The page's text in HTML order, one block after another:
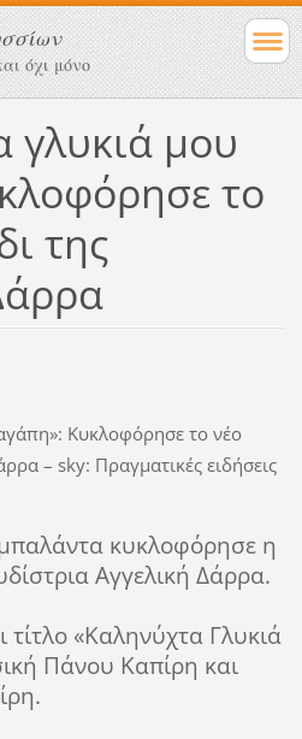
όχι μόνο
γλυκιά μου
το
της
κυκλοφόρησε η
Αγγελική Δάρρα.
τίτλο «Καληνύχτα Γλυκιά
Πάνου Καπίρη και